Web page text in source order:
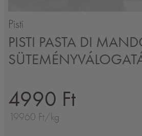
Pisti
PISTI PASTA DI
4990 Ft
19960 Ft/kg